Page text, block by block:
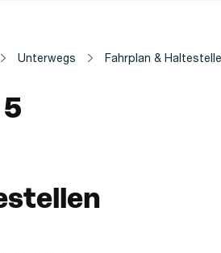
Unterwegs Fahrplan &
5